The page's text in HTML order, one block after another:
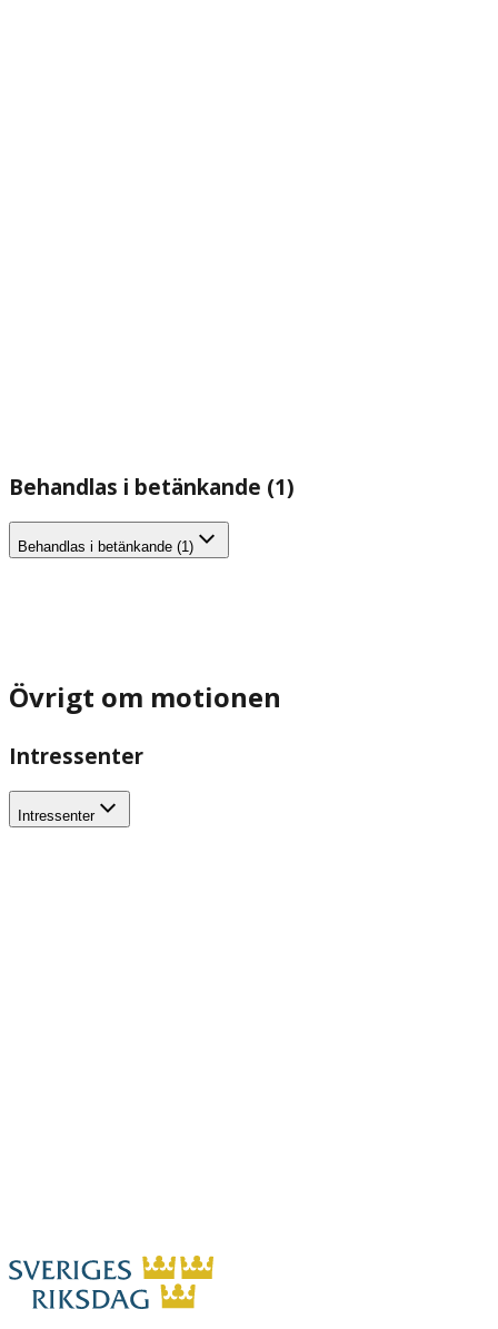
Behandlas i betänkande (1)
Behandlas i betänkande (1)
Övrigt om motionen
Intressenter
Intressenter